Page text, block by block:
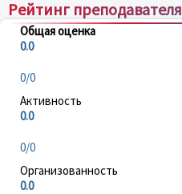
Рейтинг преподавателя
Общая оценка
0.0
0/0
Активность
0.0
0/0
Организованность
0.0